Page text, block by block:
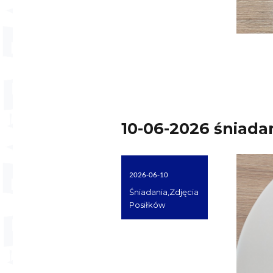
10-06-2026
Opublikowano
dnia
2026-06-10
Kategorie
Śniadania Zdjęcia
Posiłków